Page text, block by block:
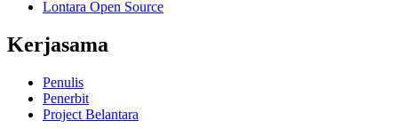
Lontara Open Source
Kerjasama
Penulis
Penerbit
Project Belantara